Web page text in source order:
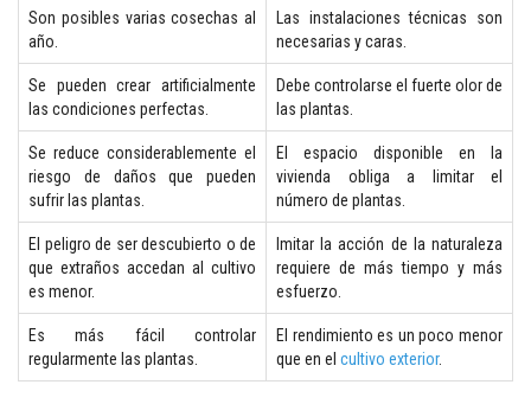
Son posibles varias cosechas al
año.
Las instalaciones técnicas son
necesarias y caras.
Se pueden crear artificialmente
las condiciones perfectas.
Debe controlarse el fuerte olor de
las plantas.
Se reduce considerablemente el
riesgo de daños que pueden
sufrir las plantas.
El espacio disponible en la
vivienda obliga a limitar el
número de plantas.
El peligro de ser descubierto o de
que extraños accedan al cultivo
es menor.
Imitar la acción de la naturaleza
requiere de más tiempo y más
esfuerzo.
Es más fácil controlar
regularmente las plantas.
El rendimiento es un poco menor
que en el cultivo exterior.